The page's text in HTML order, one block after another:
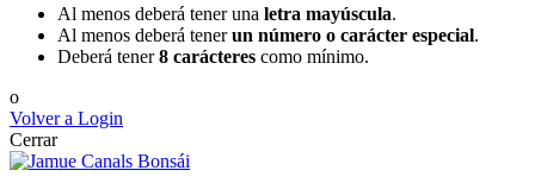
Al menos deberá tener una letra mayúscula.
Al menos deberá tenerun número o carácter especial.
Deberá tener8 carácteres como mínimo.
o
Volver a Login
Cerrar